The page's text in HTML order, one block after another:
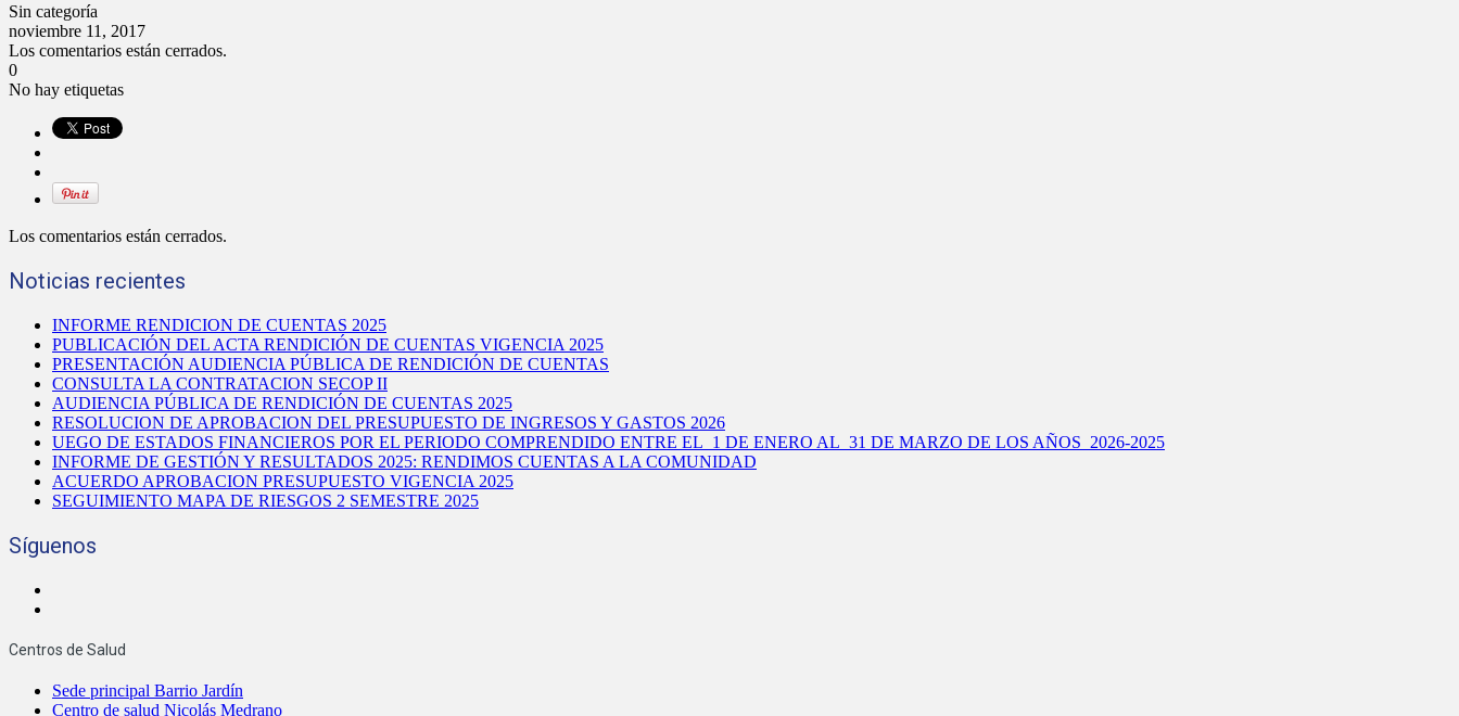
Sin categoría
noviembre 11, 2017
Los comentarios están cerrados.
0
No hay etiquetas
Los comentarios están cerrados.
Noticias recientes
INFORME RENDICION DE CUENTAS 2025
PUBLICACIÓN DEL ACTA RENDICIÓN DE CUENTAS VIGENCIA 2025
PRESENTACIÓN AUDIENCIA PÚBLICA DE RENDICIÓN DE CUENTAS
CONSULTA LA CONTRATACION SECOP II
AUDIENCIA PÚBLICA DE RENDICIÓN DE CUENTAS 2025
RESOLUCION DE APROBACION DEL PRESUPUESTO DE INGRESOS Y GASTOS 2026
UEGO DE ESTADOS FINANCIEROS POR EL PERIODO COMPRENDIDO ENTRE EL 1 DE ENERO AL 31 DE MARZO DE LOS AÑOS 2026-2025
INFORME DE GESTIÓN Y RESULTADOS 2025: RENDIMOS CUENTAS A LA COMUNIDAD
ACUERDO APROBACION PRESUPUESTO VIGENCIA 2025
SEGUIMIENTO MAPA DE RIESGOS 2 SEMESTRE 2025
Síguenos
Centros de Salud
Sede principal Barrio Jardín
Centro de salud Nicolás Medrano